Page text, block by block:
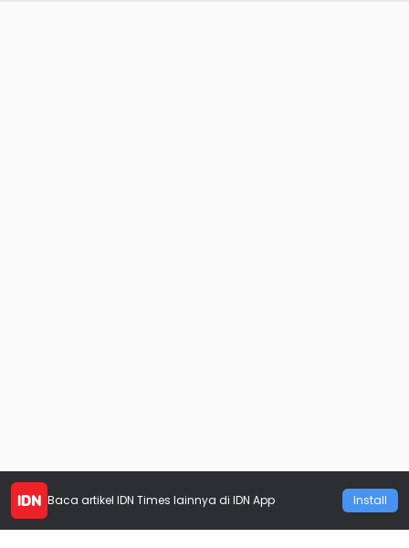
Baca artikel IDN Times lainnya di IDN App Install